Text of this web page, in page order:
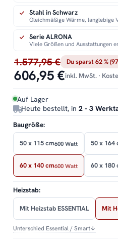
1.577,95 € Du sparst 62 %
606,95 €inkl. MwSt. ·
Auf Lager
Heute bestellt, in 2 - 3
Stahl in Schwarz
Gleichmäßige Wärme, langlebige
Serie ALRONA
Viele Größen und Ausstattungen
Baugröße:
50 x 115 cm600 Watt 50 x 164
60 x 140 cm600 Watt 60 x 180
Heizstab:
Mit Heizstab ESSENTIAL Mit
Unterschied Essential / Smart↓